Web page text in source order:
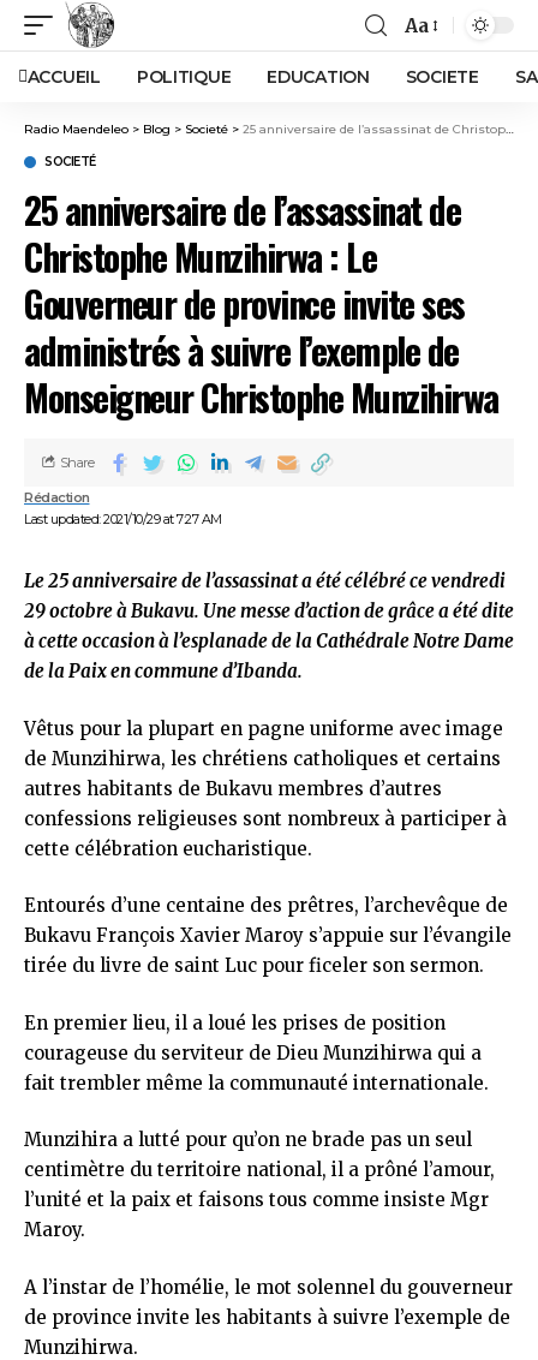
Aa
ACCUEIL POLITIQUE EDUCATION SOCIETE
Radio Maendeleo > Blog > Societé > 25 anniversaire de l’assassinat de Christophe Munzihirwa : Le Gouverneur de province invite ses administrés à suivre l’exemple de Monseigneur Christophe Munzihirwa
SOCIETÉ
25 anniversaire de l’assassinat de
Christophe Munzihirwa : Le
Gouverneur de province invite ses
administrés à suivre l’exemple de
Monseigneur Christophe Munzihirwa
Last updated: 2021/10/29 at 7:27 AM
Rédaction
Share
Le 25 anniversaire de l’assassinat a été célébré ce vendredi
29 octobre à Bukavu. Une messe d’action de grâce a été dite
à cette occasion à l’esplanade de la Cathédrale Notre Dame
de la Paix en commune d’Ibanda.
Vêtus pour la plupart en pagne uniforme avec image
de Munzihirwa, les chrétiens catholiques et certains
autres habitants de Bukavu membres d’autres
confessions religieuses sont nombreux à participer à
cette célébration eucharistique.
Entourés d’une centaine des prêtres, l’archevêque de
Bukavu François Xavier Maroy s’appuie sur l’évangile
tirée du livre de saint Luc pour ficeler son sermon.
En premier lieu, il a loué les prises de position
courageuse du serviteur de Dieu Munzihirwa qui a
fait trembler même la communauté internationale.
Munzihira a lutté pour qu’on ne brade pas un seul
centimètre du territoire national, il a prôné l’amour,
l’unité et la paix et faisons tous comme insiste Mgr
Maroy.
A l’instar de l’homélie, le mot solennel du gouverneur
de province invite les habitants à suivre l’exemple de
Munzihirwa.